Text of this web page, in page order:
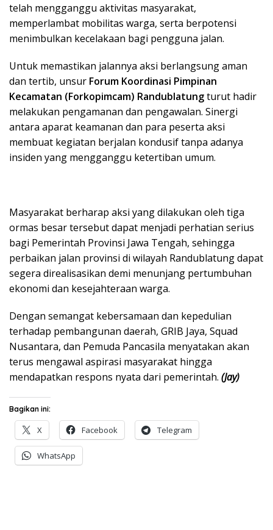
telah mengganggu aktivitas masyarakat,
memperlambat mobilitas warga, serta berpotensi
menimbulkan kecelakaan bagi pengguna jalan.
Untuk memastikan jalannya aksi berlangsung aman
dan tertib, unsur Forum Koordinasi Pimpinan
Kecamatan (Forkopimcam) Randublatungturut hadir
melakukan pengamanan dan pengawalan. Sinergi
antara aparat keamanan dan para peserta aksi
membuat kegiatan berjalan kondusif tanpa adanya
insiden yang mengganggu ketertiban umum.
Masyarakat berharap aksi yang dilakukan oleh tiga
ormas besar tersebut dapat menjadi perhatian serius
bagi Pemerintah Provinsi Jawa Tengah, sehingga
perbaikan jalan provinsi di wilayah Randublatung dapat
segera direalisasikan demi menunjang pertumbuhan
ekonomi dan kesejahteraan warga.
Dengan semangat kebersamaan dan kepedulian
terhadap pembangunan daerah, GRIB Jaya, Squad
Nusantara, dan Pemuda Pancasila menyatakan akan
terus mengawal aspirasi masyarakat hingga
mendapatkan respons nyata dari pemerintah. (Jay)
Bagikan ini:
X Facebook Telegram
WhatsApp